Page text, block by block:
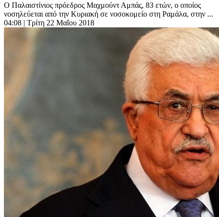
Ο Παλαιστίνιος πρόεδρος Μαχμούντ Αμπάς, 83 ετών, ο οποίος
νοσηλεύεται από την Κυριακή σε νοσοκομείο στη Ραμάλα, στην ...
04:08 | Τρίτη 22 Μαΐου 2018